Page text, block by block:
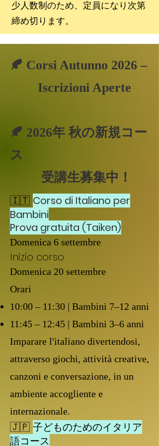
少人数制のため、定員になり次第
締め切ります。
🍂 Corsi Autunno 2026 –
Iscrizioni Aperte
🍂 2026年 秋の新規コー
ス
受講生募集中！
🇮🇹 Corso di Italiano per
Bambini
Prova gratuita (Taiken)
Domenica 6 settembre
Inizio corso
Domenica 20 settembre
Orari
10:00 – 11:30 | Bambini 7–12 anni
11:45 – 12:45 | Bambini 3–6 anni
Imparare l'italiano divertendosi,
attraverso giochi, attività creative,
canzoni e conversazione, in un
ambiente accogliente e
internazionale.
🇯🇵 子どものためのイタリア
語コース